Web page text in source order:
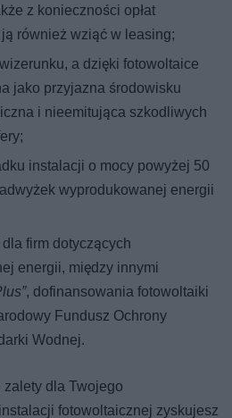
z konieczności opłat
również wziąć w leasing;
a dzięki fotowoltaice
jako przyjazna środowisku
i nieemitująca szkodliwych
instalacji o mocy powyżej 50
wyprodukowanej energii
firm dotyczących
energii, między innymi
, dofinansowania fotowoltaiki
Fundusz Ochrony
Wodnej.
dla Twojego
fotowoltaicznej zyskujesz